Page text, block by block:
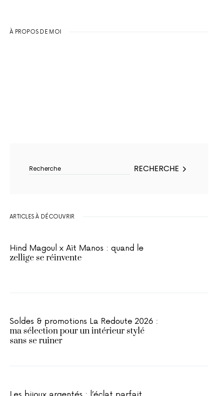
À PROPOS DE MOI
RECHERCHE
ARTICLES À DÉCOUVRIR
Hind Magoul x Aït Manos : quand le
zellige se réinvente
Soldes & promotions La Redoute 2026 :
ma sélection pour un intérieur stylé
sans se ruiner